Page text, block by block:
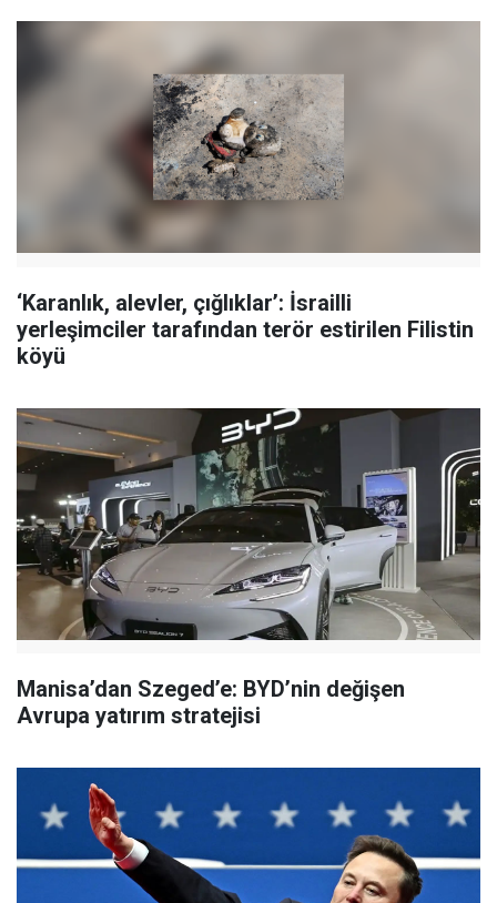
‘Karanlık, alevler, çığlıklar’: İsrailli
yerleşimciler tarafından terör estirilen Filistin
köyü
Manisa’dan Szeged’e: BYD’nin değişen
Avrupa yatırım stratejisi